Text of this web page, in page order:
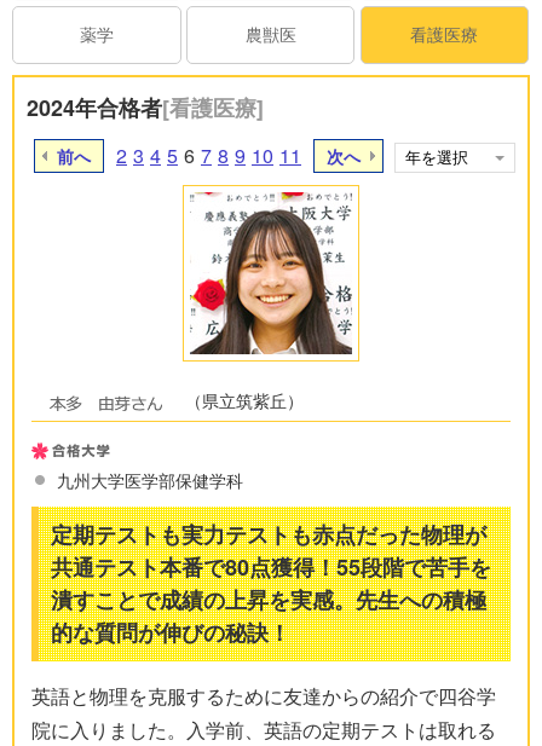
薬学 農獣医 看護医療
2024年合格者[看護医療]
前へ 2 3 4 5 6 7 8 9 10 11 次へ
（県立筑紫丘）
九州大学医学部保健学科
定期テストも実力テストも赤点だった物理が
共通テスト本番で80点獲得！55段階で苦手を
潰すことで成績の上昇を実感。先生への積極
的な質問が伸びの秘訣！
英語と物理を克服するために友達からの紹介で四谷学
院に入りました。入学前、英語の定期テストは取れる